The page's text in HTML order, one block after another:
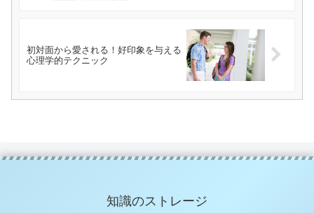
初対面から愛される！好印象を与える
心理学的テクニック
知識のストレージ